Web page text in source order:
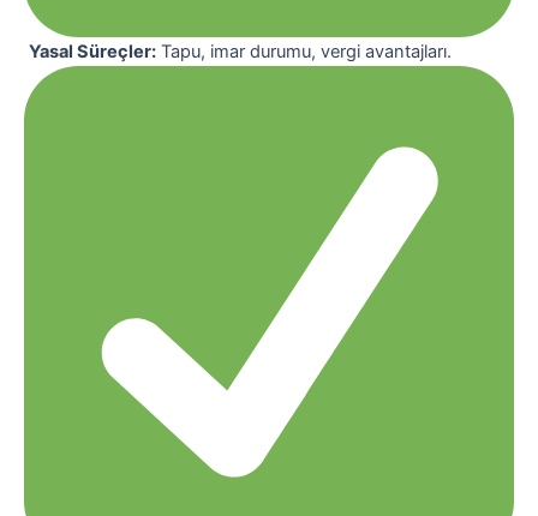
Yasal Süreçler: Tapu, imar durumu, vergi avantajları.